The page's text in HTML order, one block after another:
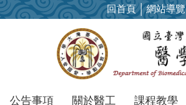
回首頁 網站導覽
公告事項 關於醫工 課程教學